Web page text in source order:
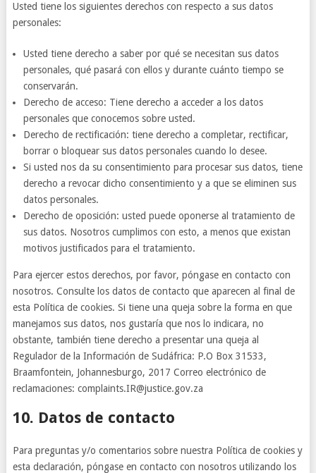
Usted tiene los siguientes derechos con respecto a sus datos
personales:
Usted tiene derecho a saber por qué se necesitan sus datos
personales, qué pasará con ellos y durante cuánto tiempo se
conservarán.
Derecho de acceso: Tiene derecho a acceder a los datos
personales que conocemos sobre usted.
Derecho de rectificación: tiene derecho a completar, rectificar,
borrar o bloquear sus datos personales cuando lo desee.
Si usted nos da su consentimiento para procesar sus datos, tiene
derecho a revocar dicho consentimiento y a que se eliminen sus
datos personales.
Derecho de oposición: usted puede oponerse al tratamiento de
sus datos. Nosotros cumplimos con esto, a menos que existan
motivos justificados para el tratamiento.
Para ejercer estos derechos, por favor, póngase en contacto con
nosotros. Consulte los datos de contacto que aparecen al final de
esta Política de cookies. Si tiene una queja sobre la forma en que
manejamos sus datos, nos gustaría que nos lo indicara, no
obstante, también tiene derecho a presentar una queja al
Regulador de la Información de Sudáfrica: P.O Box 31533,
Braamfontein, Johannesburgo, 2017 Correo electrónico de
reclamaciones: complaints.IR@justice.gov.za
10. Datos de contacto
Para preguntas y/o comentarios sobre nuestra Política de cookies y
esta declaración, póngase en contacto con nosotros utilizando los